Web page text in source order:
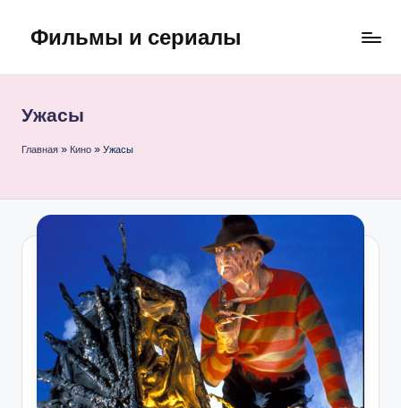
Перейти
содержимому
Фильмы и сериалы
Ужасы
Главная » Кино » Ужасы